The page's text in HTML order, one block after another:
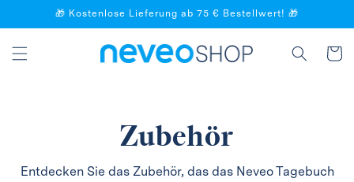
und zum🎁 Kostenlose Lieferung ab 75 € Bestellwert! 🎁
Korb
Sammlung:
Zubehör
Entdecken Sie das Zubehör, das das NeveoTagebuch